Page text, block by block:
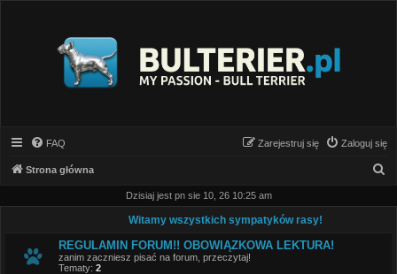
FAQ Zaloguj się
Zarejestruj się
Strona główna
Dzisiaj jest pn sie 10, 26 10:25 am
Witamy wszystkich sympatyków rasy!
REGULAMIN FORUM!! OBOWIĄZKOWA LEKTURA!
zanim zaczniesz pisać na forum, przeczytaj!
Tematy: 2